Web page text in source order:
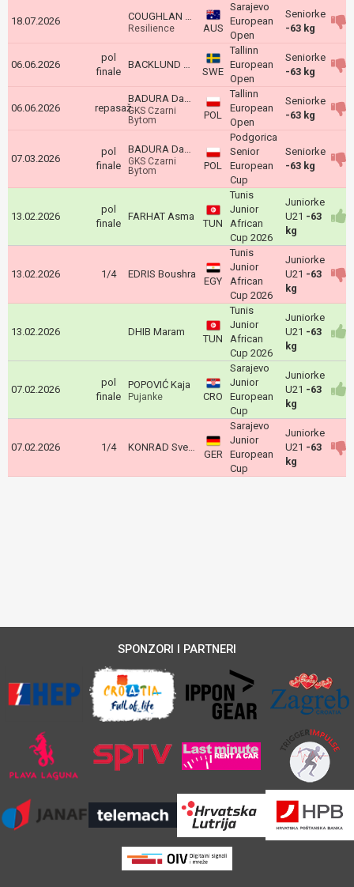
18.07.2026 COUGHLAN Maeve
Resilience AUS
Sarajevo
European
Open
Seniorke
-63 kg
06.06.2026
pol
finale
BACKLUND Vilda
SWE
Tallinn
European
Open
Seniorke
-63 kg
06.06.2026 repasaž
BADURA Daniela
GKS Czarni
Bytom
POL
Tallinn
European
Open
Seniorke
-63 kg
07.03.2026
pol
finale
BADURA Daniela
GKS Czarni
Bytom
POL
Podgorica
Senior
European
Cup
Seniorke
-63 kg
13.02.2026
pol
finale
FARHAT Asma
TUN
Tunis
Junior
African
Cup 2026
Juniorke
U21 -63
kg
13.02.2026 1/4 EDRIS Boushra
EGY
Tunis
Junior
African
Cup 2026
Juniorke
U21 -63
kg
13.02.2026 DHIB Maram
TUN
Tunis
Junior
African
Cup 2026
Juniorke
U21 -63
kg
07.02.2026
pol
finale
POPOVIĆ Kaja
Pujanke CRO
Sarajevo
Junior
European
Cup
Juniorke
U21 -63
kg
07.02.2026 1/4 KONRAD Sveyarike
GER
Sarajevo
Junior
European
Cup
Juniorke
U21 -63
kg
SPONZORI I PARTNERI